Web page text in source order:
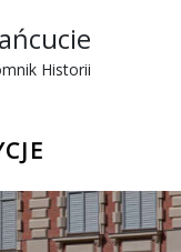
Historii